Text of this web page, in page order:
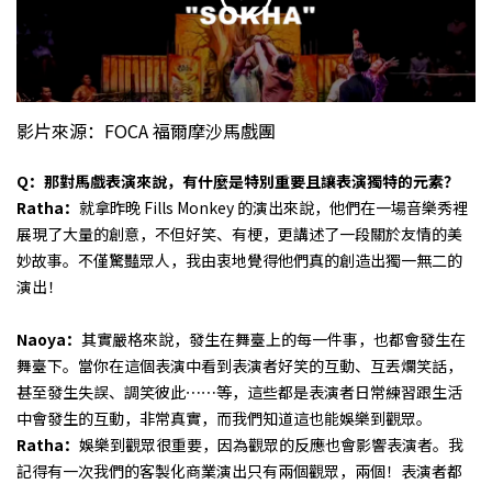
影片來源：FOCA 福爾摩沙馬戲團
Q：那對馬戲表演來說，有什麼是特別重要且讓表演獨特的元素？
Ratha： 就拿昨晚 Fills Monkey 的演出來說，他們在一場音樂秀裡
展現了大量的創意，不但好笑、有梗，更講述了一段關於友情的美
妙故事。不僅驚豔眾人，我由衷地覺得他們真的創造出獨一無二的
演出！
Naoya： 其實嚴格來說，發生在舞臺上的每一件事，也都會發生在
舞臺下。當你在這個表演中看到表演者好笑的互動、互丟爛笑話，
甚至發生失誤、調笑彼此⋯⋯等，這些都是表演者日常練習跟生活
中會發生的互動，非常真實，而我們知道這也能娛樂到觀眾。
Ratha： 娛樂到觀眾很重要，因為觀眾的反應也會影響表演者。我
記得有一次我們的客製化商業演出只有兩個觀眾，兩個！表演者都